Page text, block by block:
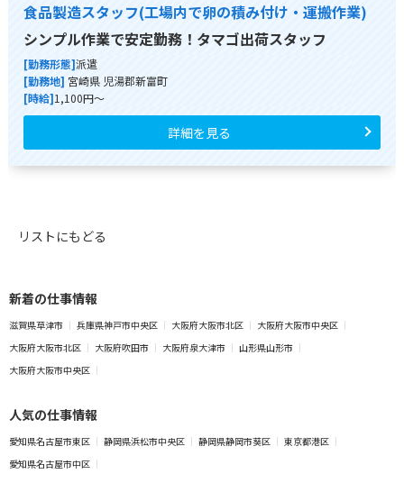
食品製造スタッフ(工場内で卵の積み付け・運搬作業)
シンプル作業で安定勤務！タマゴ出荷スタッフ
[勤務形態]派遣
[勤務地] 宮崎県 児湯郡新富町
[時給]1,100円～
詳細を見る
リストにもどる
新着の仕事情報
滋賀県草津市 兵庫県神戸市中央区 大阪府大阪市北区
大阪府大阪市中央区
大阪府大阪市北区
大阪府吹田市 大阪府泉大津市
山形県山形市
大阪府大阪市中央区
人気の仕事情報
愛知県名古屋市東区 静岡県浜松市中央区 静岡県静岡市葵区
東京都港区
愛知県名古屋市中区